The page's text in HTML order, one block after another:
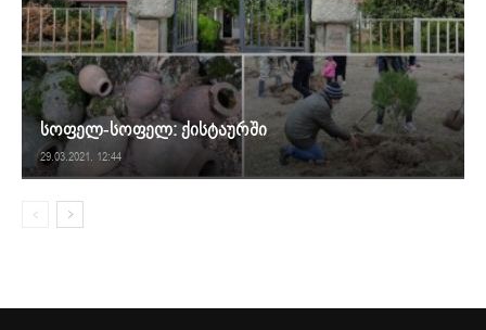
სოფელ-სოფელ: ქისტაურში
29.03.2021. 12:44